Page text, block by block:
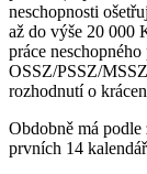
neschopnosti
až do výše 20 000
práce
OSSZ/PSSZ/
rozhodnutí o
Obdobně má
prvních 14